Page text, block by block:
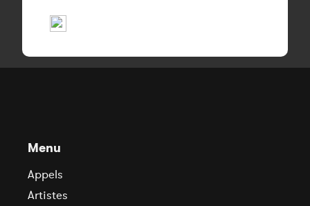
Menu
Appels
Artistes